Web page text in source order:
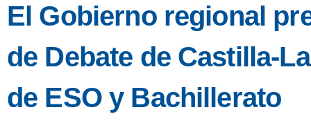
El Gobierno regional
de Debate de Castilla-
de ESO y Bachillerato